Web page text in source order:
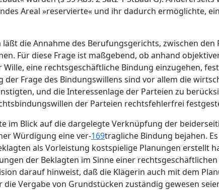
Areal »reservierte« und ihr dadurch ermöglichte,
die Annahme des Berufungsgerichts, zwischen
Für diese Frage ist maßgebend, ob anhand
eine rechtsgeschäftliche Bindung einzugehen,
der Frage des Bindungswillens sind vor allem die
und die Interessenlage der Parteien zu
der Parteien rechtsfehlerfrei
im Blick auf die dargelegte Verknüpfung der
Würdigung eine ver-169tragliche Bindung bejahen.
als Vorleistung kostspielige Planungen erstellt
der Beklagten im Sinne einer
darauf hinweist, daß die Klägerin auch mit dem
Vergabe von Grundstücken zuständig gewesen